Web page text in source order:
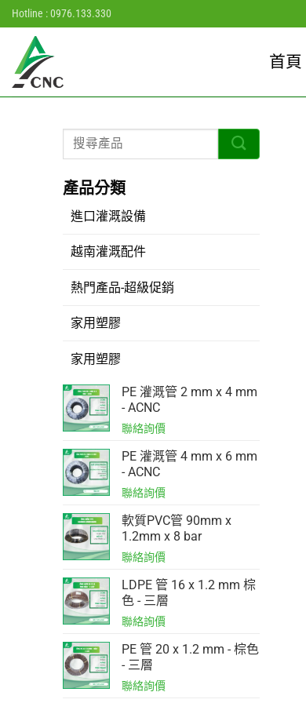
Skip
to
content
Hotline : 0976.133.330
首頁
進口灌溉設備
越南灌溉配件
熱門產品-超級促銷
家用塑膠
家用塑膠
PE 灌溉管 2 mm x 4 mm
- ACNC
PE 灌溉管 4 mm x 6 mm
- ACNC
軟質PVC管 90mm x
1.2mm x 8 bar
LDPE 管 16 x 1.2 mm 棕
色 - 三層
PE 管 20 x 1.2 mm - 棕色
- 三層